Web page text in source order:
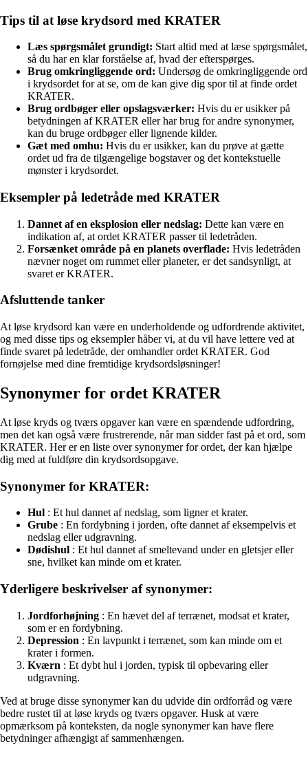
Tips til at løse krydsord med KRATER
Læs spørgsmålet grundigt: Start altid med at læse spørgsmålet,
så du har en klar forståelse af, hvad der efterspørges.
Brug omkringliggende ord: Undersøg de omkringliggende ord
i krydsordet for at se, om de kan give dig spor til at finde ordet
KRATER.
Brug ordbøger eller opslagsværker: Hvis du er usikker på
betydningen af KRATER eller har brug for andre synonymer,
kan du bruge ordbøger eller lignende kilder.
Gæt med omhu: Hvis du er usikker, kan du prøve at gætte
ordet ud fra de tilgængelige bogstaver og det kontekstuelle
mønster i krydsordet.
Eksempler på ledetråde med KRATER
Dannet af en eksplosion eller nedslag: Dette kan være en
indikation af, at ordet KRATER passer til ledetråden.
Forsænket område på en planets overflade: Hvis ledetråden
nævner noget om rummet eller planeter, er det sandsynligt, at
svaret er KRATER.
Afsluttende tanker
At løse krydsord kan være en underholdende og udfordrende aktivitet,
og med disse tips og eksempler håber vi, at du vil have lettere ved at
finde svaret på ledetråde, der omhandler ordet KRATER. God
fornøjelse med dine fremtidige krydsordsløsninger!
Synonymer for ordet KRATER
At løse kryds og tværs opgaver kan være en spændende udfordring,
men det kan også være frustrerende, når man sidder fast på et ord, som
KRATER. Her er en liste over synonymer for ordet, der kan hjælpe
dig med at fuldføre din krydsordsopgave.
Synonymer for KRATER:
Hul : Et hul dannet af nedslag, som ligner et krater.
Grube : En fordybning i jorden, ofte dannet af eksempelvis et
nedslag eller udgravning.
Dødishul : Et hul dannet af smeltevand under en gletsjer eller
sne, hvilket kan minde om et krater.
Yderligere beskrivelser af synonymer:
Jordforhøjning : En hævet del af terrænet, modsat et krater,
som er en fordybning.
Depression : En lavpunkt i terrænet, som kan minde om et
krater i formen.
Kværn : Et dybt hul i jorden, typisk til opbevaring eller
udgravning.
Ved at bruge disse synonymer kan du udvide din ordforråd og være
bedre rustet til at løse kryds og tværs opgaver. Husk at være
opmærksom på konteksten, da nogle synonymer kan have flere
betydninger afhængigt af sammenhængen.